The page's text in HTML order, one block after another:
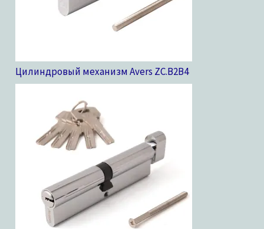
Цилиндровый механизм Avers ZC.B2B4